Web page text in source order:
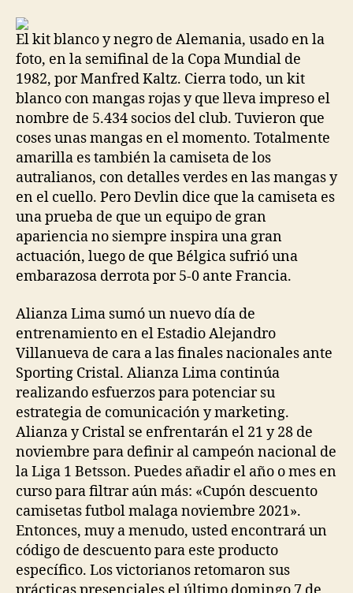
El kit blanco y negro de Alemania, usado en la
foto, en la semifinal de la Copa Mundial de
1982, por Manfred Kaltz. Cierra todo, un kit
blanco con mangas rojas y que lleva impreso el
nombre de 5.434 socios del club. Tuvieron que
coses unas mangas en el momento. Totalmente
amarilla es también la camiseta de los
autralianos, con detalles verdes en las mangas y
en el cuello. Pero Devlin dice que la camiseta es
una prueba de que un equipo de gran
apariencia no siempre inspira una gran
actuación, luego de que Bélgica sufrió una
embarazosa derrota por 5-0 ante Francia.
Alianza Lima sumó un nuevo día de
entrenamiento en el Estadio Alejandro
Villanueva de cara a las finales nacionales ante
Sporting Cristal. Alianza Lima continúa
realizando esfuerzos para potenciar su
estrategia de comunicación y marketing.
Alianza y Cristal se enfrentarán el 21 y 28 de
noviembre para definir al campeón nacional de
la Liga 1 Betsson. Puedes añadir el año o mes en
curso para filtrar aún más: «Cupón descuento
camisetas futbol malaga noviembre 2021».
Entonces, muy a menudo, usted encontrará un
código de descuento para este producto
específico. Los victorianos retomaron sus